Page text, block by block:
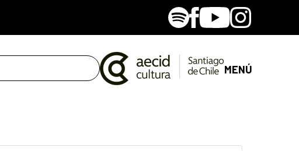
SpotifyFacebook
YoutubeInstagram
MENÚ